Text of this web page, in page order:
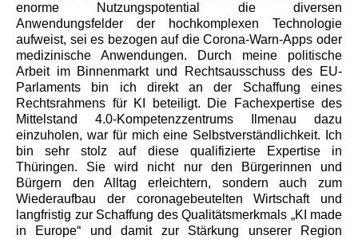
enorme Nutzungspotential die diversen
Anwendungsfelder der hochkomplexen Technologie
aufweist, sei es bezogen auf die Corona-Warn-Apps oder
medizinische Anwendungen. Durch meine politische
Arbeit im Binnenmarkt und Rechtsausschuss des EU-
Parlaments bin ich direkt an der Schaffung eines
Rechtsrahmens für KI beteiligt. Die Fachexpertise des
Mittelstand 4.0-Kompetenzzentrums Ilmenau dazu
einzuholen, war für mich eine Selbstverständlichkeit. Ich
bin sehr stolz auf diese qualifizierte Expertise in
Thüringen. Sie wird nicht nur den Bürgerinnen und
Bürgern den Alltag erleichtern, sondern auch zum
Wiederaufbau der coronagebeutelten Wirtschaft und
langfristig zur Schaffung des Qualitätsmerkmals „KI made
in Europe“ und damit zur Stärkung unserer Region